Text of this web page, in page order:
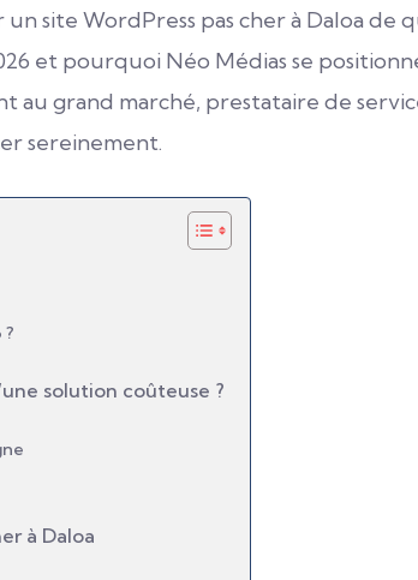
site WordPress pas cher à Daloa de
et pourquoi Néo Médias se
au grand marché, prestataire de
sereinement.
solution coûteuse ?
à Daloa